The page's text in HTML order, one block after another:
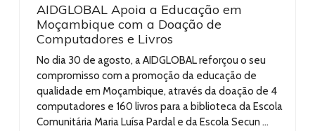
AIDGLOBAL Apoia a Educação em
Moçambique com a Doação de
Computadores e Livros
No dia 30 de agosto, a AIDGLOBAL reforçou o seu
compromisso com a promoção da educação de
qualidade em Moçambique, através da doação de 4
computadores e 160 livros para a biblioteca da Escola
Comunitária Maria Luísa Pardal e da Escola Secun ...